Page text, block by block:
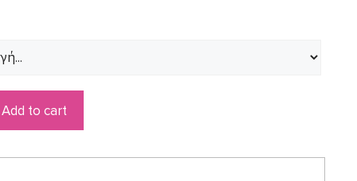
Add to cart